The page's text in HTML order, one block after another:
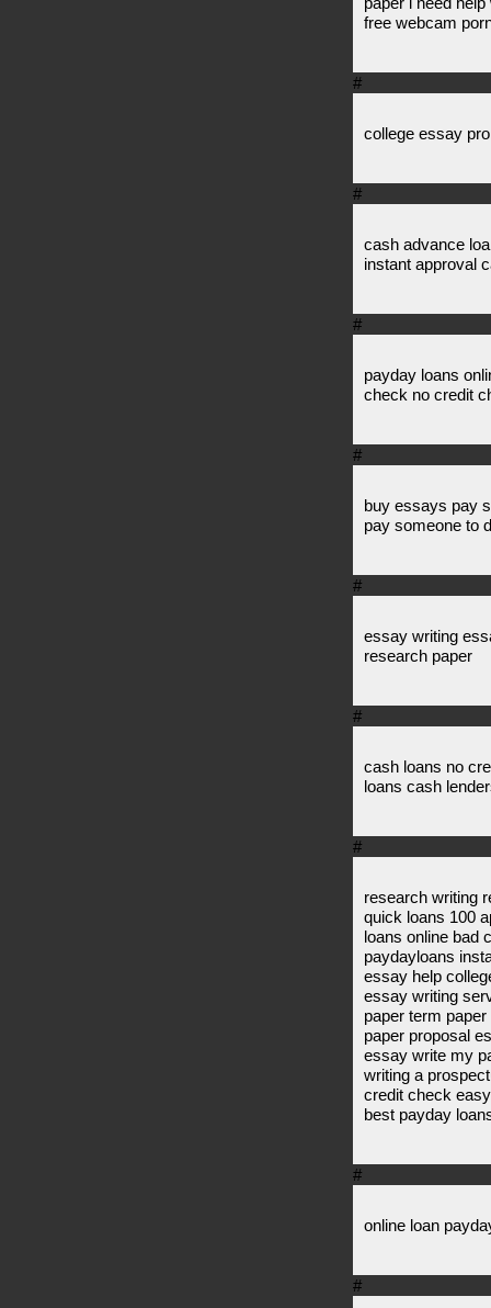
free webcam
#
college essay
#
cash advance
instant approval
#
payday loans
check no credit
#
buy essays pay
pay someone to
#
essay writing
research paper
#
cash loans no
loans cash
#
research writing
quick loans 100
loans online bad
paydayloans
essay help
essay writing
paper term
paper proposal
essay write my
writing a
credit check
best payday
#
online loan
#